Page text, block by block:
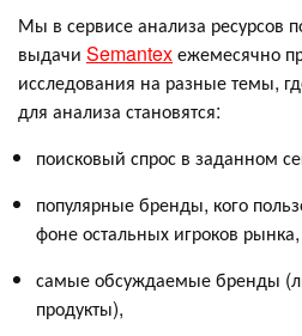
Мы в сервисе анализа ресурсов
выдачи Semantexежемесячно
исследования на разные темы,
для анализа становятся:
поисковый спрос в заданном
популярные бренды, кого
фоне остальных игроков рынка,
самые обсуждаемые бренды
продукты),